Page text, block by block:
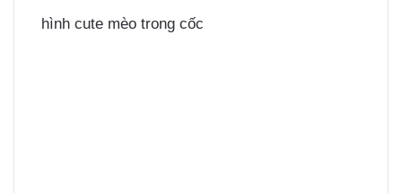
hình cute mèo trong cốc